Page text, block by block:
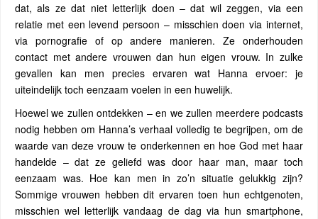
dat, als ze dat niet letterlijk doen – dat wil zeggen, via een
relatie met een levend persoon – misschien doen via internet,
via pornografie of op andere manieren. Ze onderhouden
contact met andere vrouwen dan hun eigen vrouw. In zulke
gevallen kan men precies ervaren wat Hanna ervoer: je
uiteindelijk toch eenzaam voelen in een huwelijk.
Hoewel we zullen ontdekken – en we zullen meerdere podcasts
nodig hebben om Hanna’s verhaal volledig te begrijpen, om de
waarde van deze vrouw te onderkennen en hoe God met haar
handelde – dat ze geliefd was door haar man, maar toch
eenzaam was. Hoe kan men in zo’n situatie gelukkig zijn?
Sommige vrouwen hebben dit ervaren toen hun echtgenoten,
misschien wel letterlijk vandaag de dag via hun smartphone,